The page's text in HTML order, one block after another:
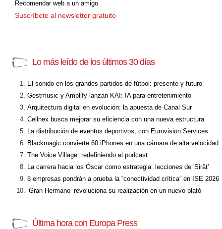
Recomendar web a un amigo
Suscríbete al newsletter gratuito
Lo más leído de los últimos 30 días
El sonido en los grandes partidos de fútbol: presente y futuro
Gestmusic y Amplify lanzan KAI: IA para entretenimiento
Arquitectura digital en evolución: la apuesta de Canal Sur
Cellnex busca mejorar su eficiencia con una nueva estructura
La distribución de eventos deportivos, con Eurovision Services
Blackmagic convierte 60 iPhones en una cámara de alta velocidad
The Voice Village: redefiniendo el podcast
La carrera hacia los Óscar como estrategia: lecciones de 'Sirât'
8 empresas pondrán a prueba la “conectividad crítica” en ISE 2026
‘Gran Hermano’ revoluciona su realización en un nuevo plató
Última hora con Europa Press